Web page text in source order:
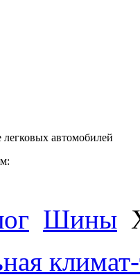
автомобилей
Шины